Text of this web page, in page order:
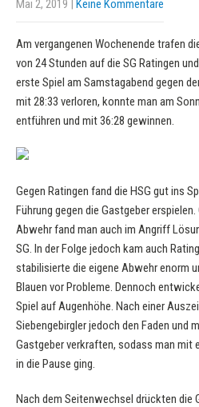
Mai 2, 2019 Keine Kommentare
Am vergangenen Wochenende trafen
von 24 Stunden auf die SG Ratingen
erste Spiel am Samstagabend gegen
mit 28:33 verloren, konnte man am
entführen und mit 36:28 gewinnen.
Gegen Ratingen fand die HSG gut ins
Führung gegen die Gastgeber
Abwehr fand man auch im Angriff
SG. In der Folge jedoch kam auch
stabilisierte die eigene Abwehr enorm
Blauen vor Probleme. Dennoch
Spiel auf Augenhöhe. Nach einer
Siebengebirgler jedoch den Faden und
Gastgeber verkraften, sodass man mit
in die Pause ging.
Nach dem Seitenwechsel drückten die